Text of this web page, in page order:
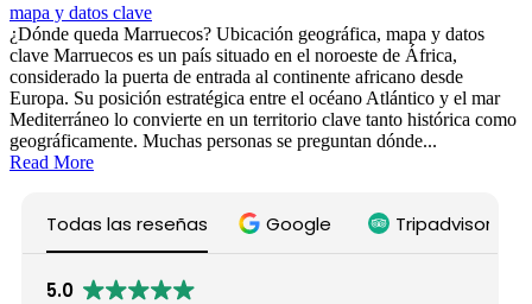
mapa y datos clave
¿Dónde queda Marruecos? Ubicación geográfica, mapa y datos
clave Marruecos es un país situado en el noroeste de África,
considerado la puerta de entrada al continente africano desde
Europa. Su posición estratégica entre el océano Atlántico y el mar
Mediterráneo lo convierte en un territorio clave tanto histórica como
geográficamente. Muchas personas se preguntan dónde...
Read More
Todas las reseñas Google Tripadvisor
5.0